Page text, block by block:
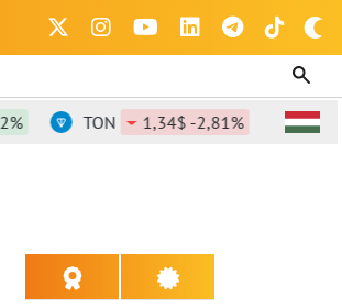
TON 1,34$ -2,81% DOT